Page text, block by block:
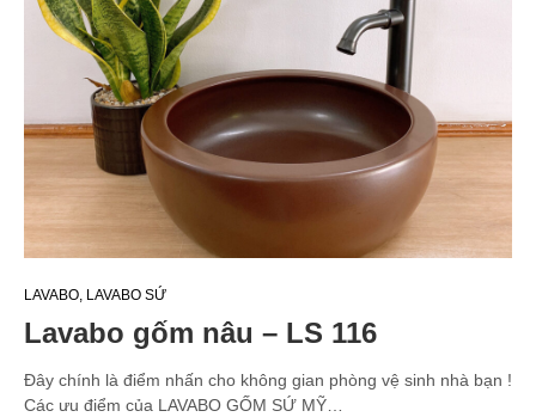
LAVABO LAVABO SỨ
Lavabo gốm nâu – LS 116
Đây chính là điểm nhấn cho không gian phòng vệ sinh nhà bạn !
Các ưu điểm của LAVABO GỐM SỨ MỸ…